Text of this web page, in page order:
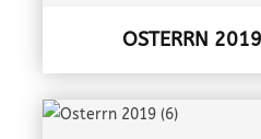
OSTERRN